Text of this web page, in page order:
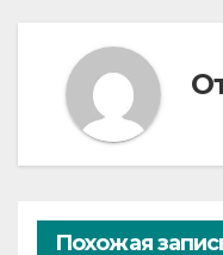
Похожая